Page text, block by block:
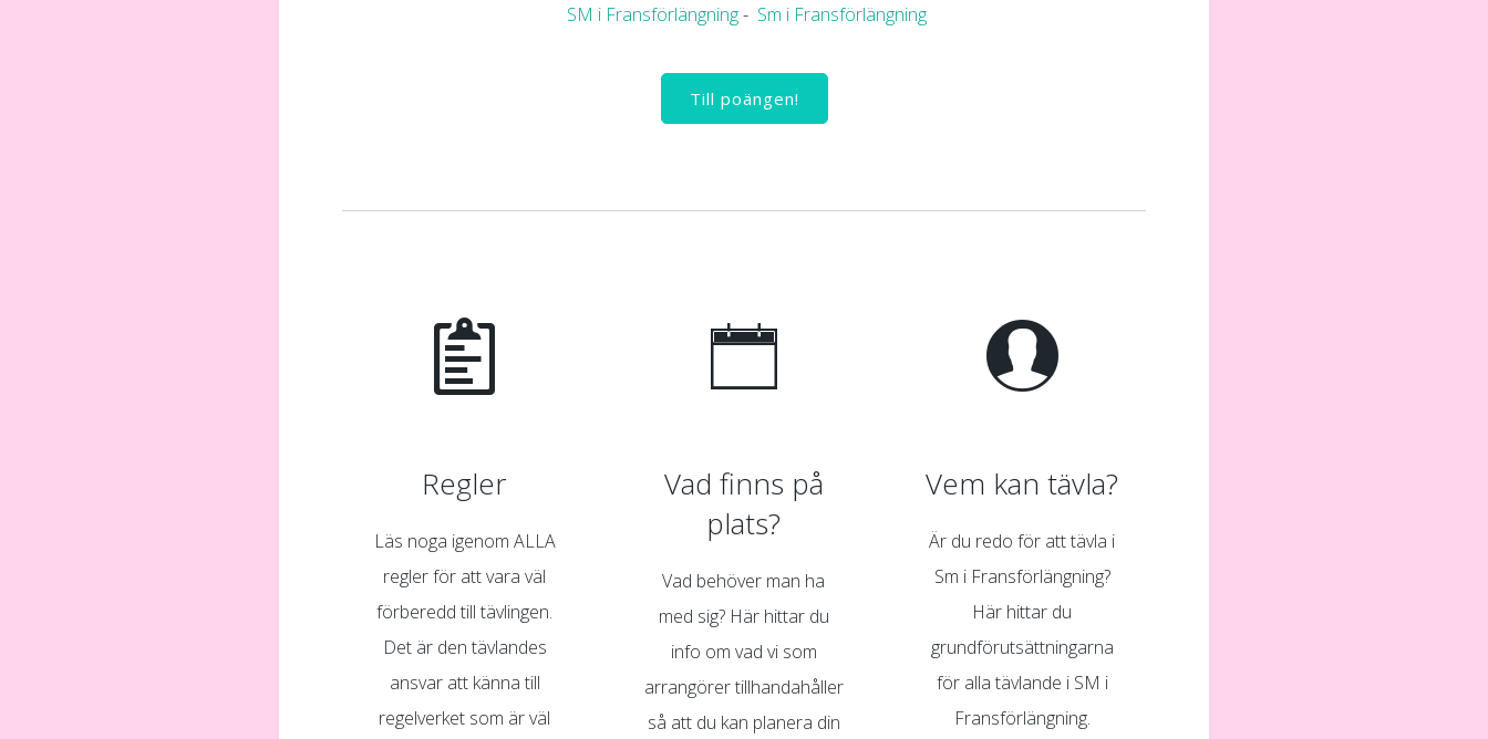
SM i Fransförlängning- Sm i Fransförlängning
Till poängen!
Regler
Läs noga igenom ALLA
regler för att vara väl
förberedd till tävlingen.
Det är den tävlandes
ansvar att känna till
regelverket som är väl
Vad finns på
plats?
Vad behöver man ha
med sig? Här hittar du
info om vad vi som
arrangörer tillhandahåller
så att du kan planera din
Vem kan tävla?
Är du redo för att tävla i
Sm i Fransförlängning?
Här hittar du
grundförutsättningarna
för alla tävlande i SM i
Fransförlängning.